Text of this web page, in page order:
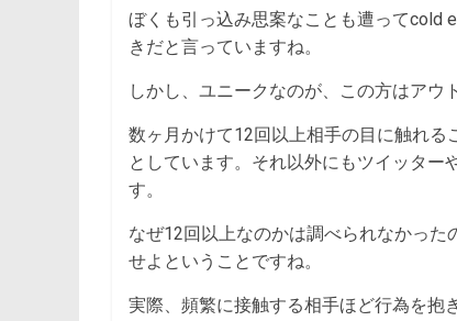
ぼくも引っ込み思案なことも遭ってcold
きだと言っていますね。
しかし、ユニークなのが、この方はアウ
数ヶ月かけて12回以上相手の目に触れ
としています。それ以外にもツイッター
す。
なぜ12回以上なのかは調べられなかっ
せよということですね。
実際、頻繁に接触する相手ほど行為を抱